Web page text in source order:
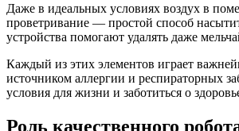
Даже в идеальных условиях воздух в
проветривание — простой способ
устройства помогают удалять даже
Каждый из этих элементов играет
источником аллергии и респираторных
условия для жизни и заботиться о
Роль качественного